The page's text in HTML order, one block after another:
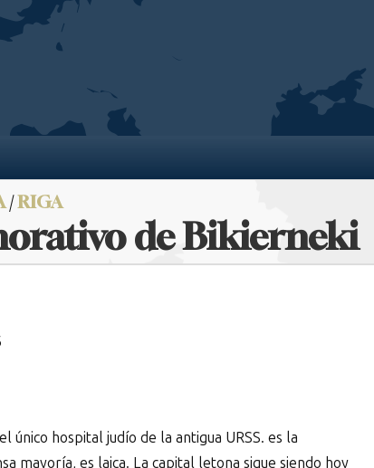
/RIGA
de Bikierneki
único hospital judío de la antigua URSS. es la
mayoría, es laica. La capital letona sigue siendo hoy